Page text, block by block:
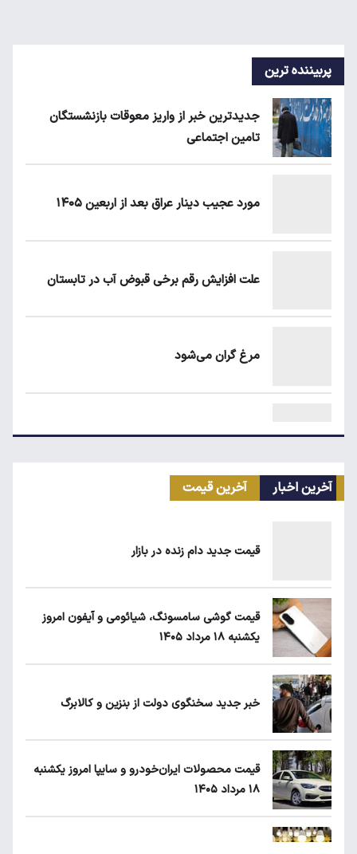
پربیننده ترین
جدیدترین خبر از واریز معوقات بازنشستگان
تامین اجتماعی
مورد عجیب دینار عراق بعد از اربعین ۱۴۰۵
علت افزایش رقم برخی قبوض آب در تابستان
مرغ گران می‌شود
ریزش قیمت خودرو چقدر احتمال دارد؟
یارانه نقدی و کالابرگ این افراد حذف شد
لبنیات دوباره گران می‌شود؟
آخرین اخبار آخرین قیمت
قیمت جدید دام زنده در بازار
قیمت گوشی سامسونگ، شیائومی و آیفون امروز
یکشنبه ۱۸ مرداد ۱۴۰۵
خبر جدید سخنگوی دولت از بنزین و کالابرگ
قیمت محصولات ایران‌خودرو و سایپا امروز یکشنبه
۱۸ مرداد ۱۴۰۵